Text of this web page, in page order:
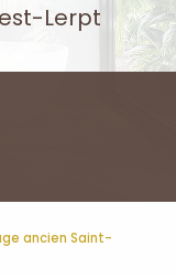
Lerpt
ancien Saint-